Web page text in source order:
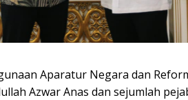
Aparatur Negara dan
Azwar Anas dan sejumlah